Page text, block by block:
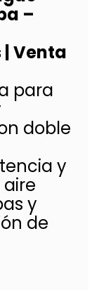
–
| Venta
para
doble
y
y
de